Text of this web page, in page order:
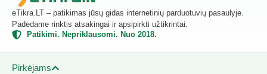
eTikra.LT – patikimas jūsų gidas internetinių parduotuvių pasaulyje.
Padedame rinktis atsakingai ir apsipirkti užtikrintai.
Patikimi. Nepriklausomi. Nuo 2018.
Pirkėjams